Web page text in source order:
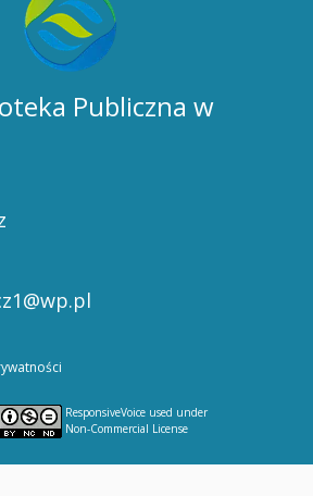
Publiczna w
ResponsiveVoice used under
Non-Commercial License